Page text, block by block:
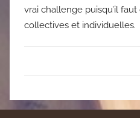
vrai challenge puisqu’il
collectives et individuelles.